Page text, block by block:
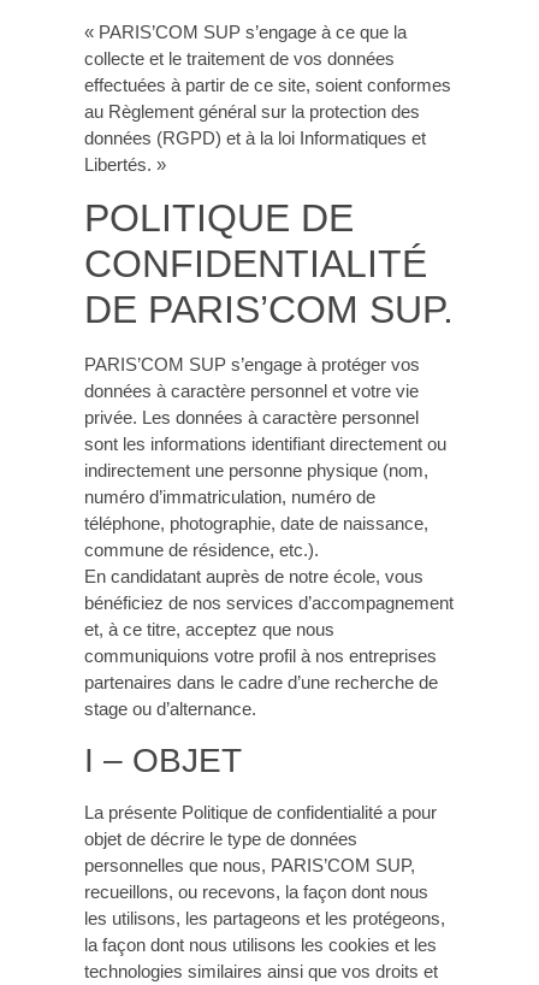
« PARIS’COM SUP s’engage à ce que la
collecte et le traitement de vos données
effectuées à partir de ce site, soient conformes
au Règlement général sur la protection des
données (RGPD) et à la loi Informatiques et
Libertés. »
POLITIQUE DE
CONFIDENTIALITÉ
DE PARIS’COM SUP.
PARIS’COM SUP s’engage à protéger vos
données à caractère personnel et votre vie
privée. Les données à caractère personnel
sont les informations identifiant directement ou
indirectement une personne physique (nom,
numéro d’immatriculation, numéro de
téléphone, photographie, date de naissance,
commune de résidence, etc.).
En candidatant auprès de notre école, vous
bénéficiez de nos services d’accompagnement
et, à ce titre, acceptez que nous
communiquions votre profil à nos entreprises
partenaires dans le cadre d’une recherche de
stage ou d’alternance.
I – OBJET
La présente Politique de confidentialité a pour
objet de décrire le type de données
personnelles que nous, PARIS’COM SUP,
recueillons, ou recevons, la façon dont nous
les utilisons, les partageons et les protégeons,
la façon dont nous utilisons les cookies et les
technologies similaires ainsi que vos droits et